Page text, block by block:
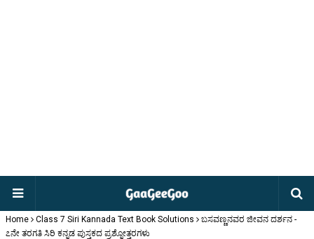
Home Class 7 Siri Kannada Text Book Solutions
ಬಸವಣ್ಣನವರ ಜೀವನ ದರ್ಶನ -
೭ನೇ ತರಗತಿ ಸಿರಿ ಕನ್ನಡ ಪುಸ್ತಕದ ಪ್ರಶ್ನೋತ್ತರಗಳು